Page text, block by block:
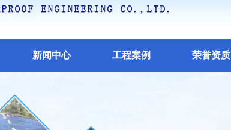
新闻中心 工程案例 荣誉资质